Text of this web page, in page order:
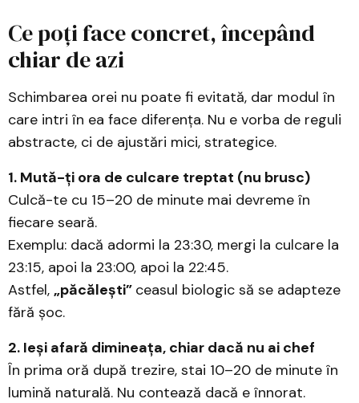
Ce poți face concret, începând
chiar de azi
Schimbarea orei nu poate fi evitată, dar modul în
care intri în ea face diferența. Nu e vorba de reguli
abstracte, ci de ajustări mici, strategice.
1. Mută-ți ora de culcare treptat (nu brusc)
Culcă-te cu 15–20 de minute mai devreme în
fiecare seară.
Exemplu: dacă adormi la 23:30, mergi la culcare la
23:15, apoi la 23:00, apoi la 22:45.
Astfel, „păcălești” ceasul biologic să se adapteze
fără șoc.
2. Ieși afară dimineața, chiar dacă nu ai chef
În prima oră după trezire, stai 10–20 de minute în
lumină naturală. Nu contează dacă e înnorat.